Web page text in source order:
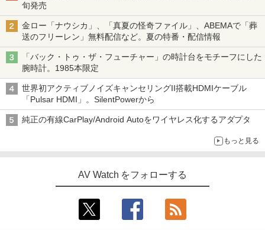
旬発売
金ロー「ナウシカ」、「真夏の怪奇ファイル」、ABEMAで「葬
送のフリーレン」無料配信など。夏の特番・配信情報
「バック・トゥ・ザ・フューチャー」の時計台をモチーフにした
腕時計。1985本限定
世界初アクティブノイズキャンセリングII搭載HDMIケーブル
「Pulsar HDMI」。SilentPowerから
純正の有線CarPlay/Android Autoをワイヤレス化するアダプタ
もっと見る
AV Watch をフォローする